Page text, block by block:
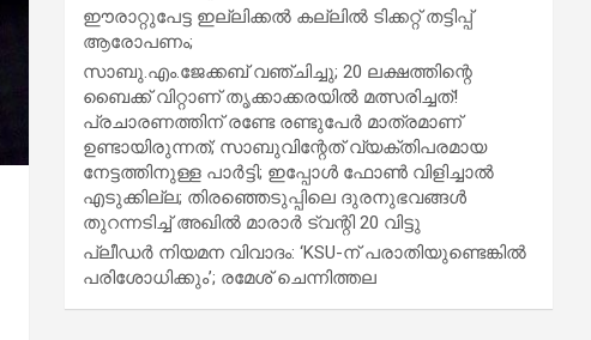
ഈരാറ്റുപേട്ട ഇല്ലിക്കൽ കല്ലിൽ ടിക്കറ്റ് തട്ടിപ്പ്
ആരോപണം;
സാബു.എം.ജേക്കബ് വഞ്ചിച്ചു; 20 ലക്ഷത്തിന്റെ
ബൈക്ക് വിറ്റാണ് തൃക്കാക്കരയില്‍ മത്സരിച്ചത്!
പ്രചാരണത്തിന് രണ്ടേ രണ്ടുപേര്‍ മാത്രമാണ്
ഉണ്ടായിരുന്നത്; സാബുവിന്റേത് വ്യക്തിപരമായ
നേട്ടത്തിനുള്ള പാര്‍ട്ടി; ഇപ്പോള്‍ ഫോണ്‍ വിളിച്ചാല്‍
എടുക്കില്ല; തിരഞ്ഞെടുപ്പിലെ ദുരനുഭവങ്ങള്‍
തുറന്നടിച്ച് അഖില്‍ മാരാര്‍ ട്വന്റി 20 വിട്ടു
പ്ലീഡർ നിയമന വിവാദം: ‘KSU-ന് പരാതിയുണ്ടെങ്കിൽ
പരിശോധിക്കും’; രമേശ് ചെന്നിത്തല